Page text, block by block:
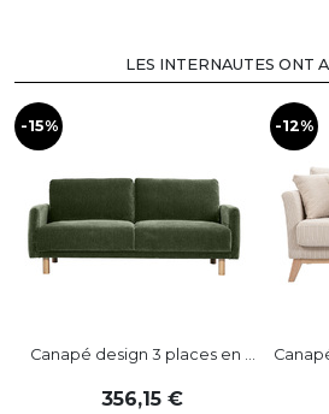
LES INTERNAUTES ONT
-15%
Canapé design 3 places en ...
356,15
-12%